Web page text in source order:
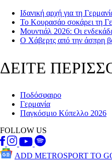
Ιδανική αρχή για τη
Το Κουρασάο σοκάρει τη
Μουντιάλ 2026: Οι
Ο Χάβερτς από την άσπρη
ΔΕΙΤΕ
Ποδόσφαιρο
Γερμανία
Παγκόσμιο Κύπελλο 2026
FOLLOW US
ADD METROSPORT TO